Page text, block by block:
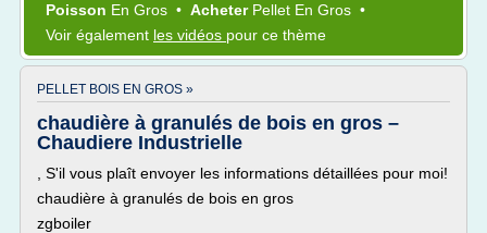
Poisson En Gros • Acheter Pellet En Gros •
Voir également les vidéos pour ce thème
PELLET BOIS EN GROS »
chaudière à granulés de bois en gros –
Chaudiere Industrielle
, S'il vous plaît envoyer les informations détaillées pour moi!
chaudière à granulés de bois en gros
zgboiler